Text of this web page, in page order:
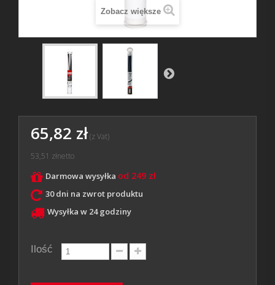
Zobacz większe
65,82 zł(z Vat)
53,51 złnetto
Darmowa wysyłka od 249 zł
30 dni na zwrot produktu
Wysyłka w 24 godziny
Ilość